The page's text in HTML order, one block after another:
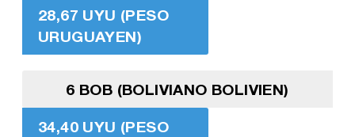
28,67 UYU (PESO
URUGUAYEN)
6 BOB (BOLIVIANO BOLIVIEN)
34,40 UYU (PESO